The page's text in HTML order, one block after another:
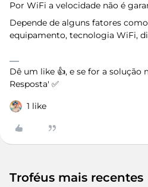
Por WiFi a velocidade não é
Depende de alguns fatores
equipamento, tecnologia WiFi,
Dê um like 👍, e se for a solução
Resposta' ✅
1 like
Troféus mais recentes